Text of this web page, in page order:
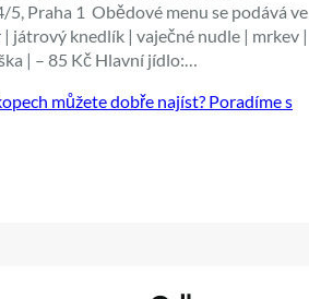
5, Praha 1 Obědové menu se podává ve
játrový knedlík | vaječné nudle | mrkev |
| – 85 Kč Hlavní jídlo:…
můžete dobře najíst? Poradíme s